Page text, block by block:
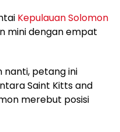
Kepulauan Solomon
mini dengan empat
nanti, petang ini
Saint Kitts and
merebut posisi